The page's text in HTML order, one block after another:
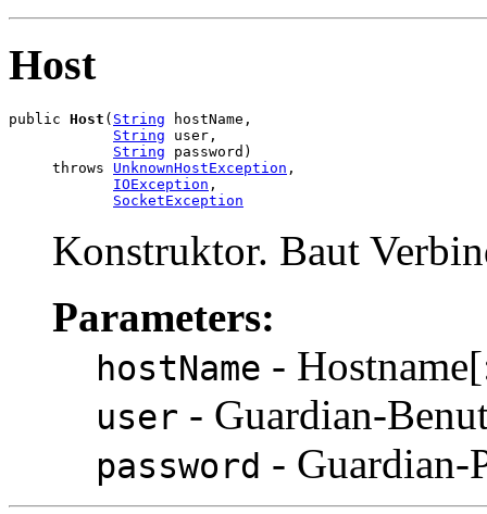
Host
public Host ( String hostName,
String user,
String password)
     throws
UnknownHostException ,
IOException ,
SocketException
Konstruktor. Baut
Parameters:
hostName -
user - Guardian-
password - Guardian-